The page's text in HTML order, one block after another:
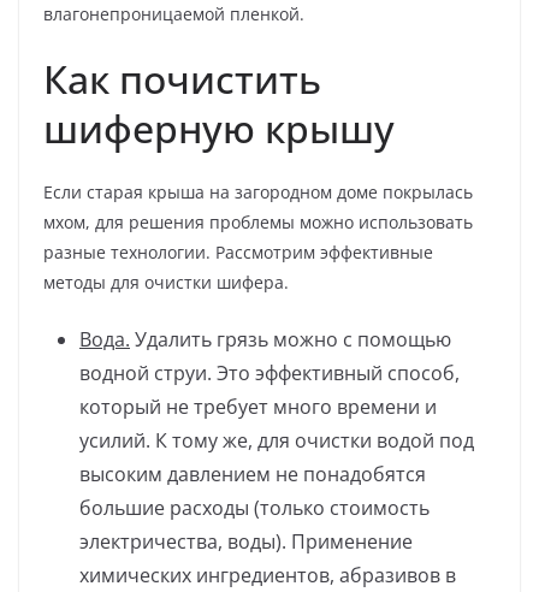
влагонепроницаемой пленкой.
Как почистить
шиферную крышу
Если старая крыша на загородном доме покрылась
мхом, для решения проблемы можно использовать
разные технологии. Рассмотрим эффективные
методы для очистки шифера.
Вода. Удалить грязь можно с помощью
водной струи. Это эффективный способ,
который не требует много времени и
усилий. К тому же, для очистки водой под
высоким давлением не понадобятся
большие расходы (только стоимость
электричества, воды). Применение
химических ингредиентов, абразивов в